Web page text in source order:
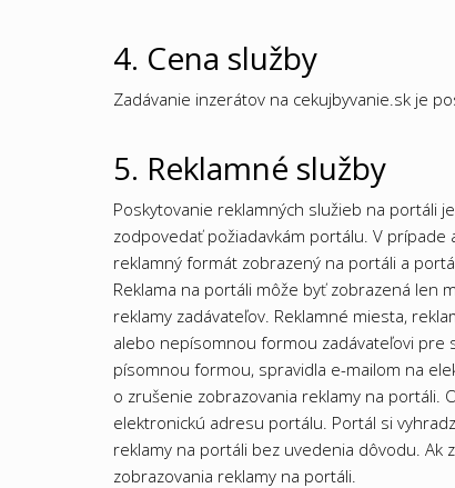
4. Cena služby
Zadávanie inzerátov na cekujbyvanie.sk je
5. Reklamné služby
Poskytovanie reklamných služieb na portáli
zodpovedať požiadavkám portálu. V
reklamný formát zobrazený na portáli a
Reklama na portáli môže byť zobrazená len
reklamy zadávateľov. Reklamné miesta,
alebo nepísomnou formou zadávateľovi pre
písomnou formou, spravidla e-mailom na
o zrušenie zobrazovania reklamy na portáli.
elektronickú adresu portálu. Portál si
reklamy na portáli bez uvedenia dôvodu.
zobrazovania reklamy na portáli.